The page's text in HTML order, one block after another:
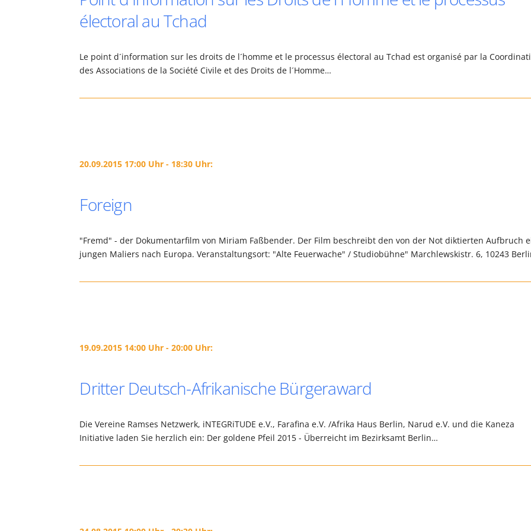
électoral au Tchad
Le point d´information sur les droits de l´homme et le processus électoral au Tchad est organisé par la
des Associations de la Société Civile et des Droits de l´Homme…
20.09.2015 17:00 Uhr - 18:30 Uhr:
Foreign
"Fremd" - der Dokumentarfilm von Miriam Faßbender. Der Film beschreibt den von der Not diktierten Aufbruch
jungen Maliers nach Europa. Veranstaltungsort: "Alte Feuerwache" / Studiobühne" Marchlewskistr. 6, 10243
19.09.2015 14:00 Uhr - 20:00 Uhr:
Dritter Deutsch-Afrikanische Bürgeraward
Die Vereine Ramses Netzwerk, iNTEGRiTUDE e.V., Farafina e.V. /Afrika Haus Berlin, Narud e.V. und die Kaneza
Initiative laden Sie herzlich ein: Der goldene Pfeil 2015 - Überreicht im Bezirksamt Berlin…